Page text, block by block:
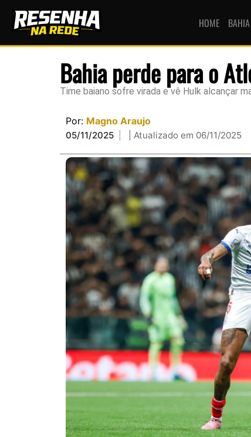
HOME BAHIA
Bahia perde para o
Time baiano sofre virada e vê Hulk alcançar
Por: Magno Araujo
05/11/2025 | Atualizado em 06/11/2025